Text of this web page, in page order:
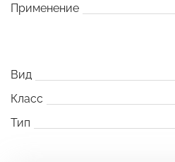
Применение
Вид
Класс
Тип